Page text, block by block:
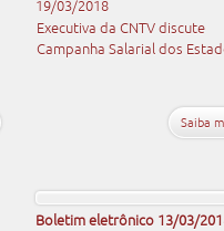
19/03/2018
Executiva da CNTV discute
Campanha Salarial dos
Saiba
Boletim eletrônico 13/03/